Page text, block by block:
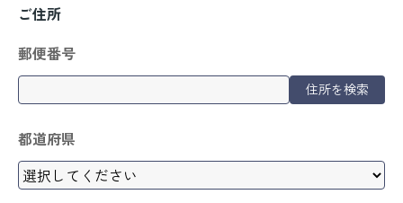
ご住所
郵便番号
住所を検索
都道府県